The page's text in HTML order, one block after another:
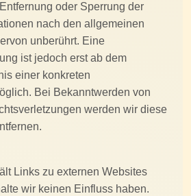
oder Sperrung der
nach den allgemeinen
unberührt. Eine
ist jedoch erst ab dem
einer konkreten
Bei Bekanntwerden von
werden wir diese
Links zu externen Websites
wir keinen Einfluss haben.